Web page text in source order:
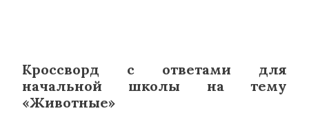
Кроссворд с ответами для
начальной школы на тему
«Животные»